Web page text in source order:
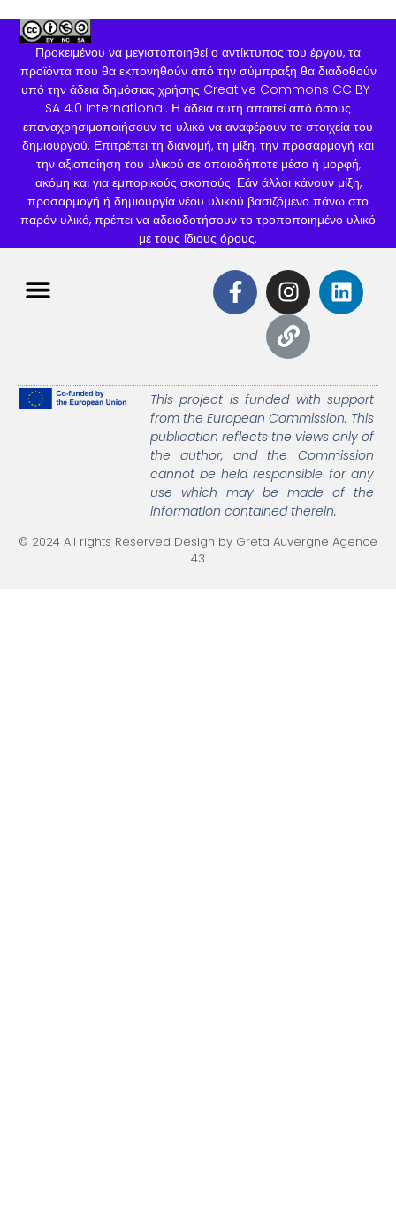
Προκειμένου να μεγιστοποιηθεί ο αντίκτυπος του έργου, τα
προϊόντα που θα εκπονηθούν από την σύμπραξη θα διαδοθούν
υπό την άδεια δημόσιας χρήσης Creative Commons CC BY-
SA 4.0 International. Η άδεια αυτή απαιτεί από όσους
επαναχρησιμοποιήσουν το υλικό να αναφέρουν τα στοιχεία του
δημιουργού. Επιτρέπει τη διανομή, τη μίξη, την προσαρμογή και
την αξιοποίηση του υλικού σε οποιοδήποτε μέσο ή μορφή,
ακόμη και για εμπορικούς σκοπούς. Εάν άλλοι κάνουν μίξη,
προσαρμογή ή δημιουργία νέου υλικού βασιζόμενο πάνω στο
παρόν υλικό, πρέπει να αδειοδοτήσουν το τροποποιημένο υλικό
με τους ίδιους όρους.
This project is funded with support
from the European Commission. This
publication reflects the views only of
the author, and the Commission
cannot be held responsible for any
use which may be made of the
information contained therein.
© 2024 All rights Reserved Design by Greta Auvergne Agence
43